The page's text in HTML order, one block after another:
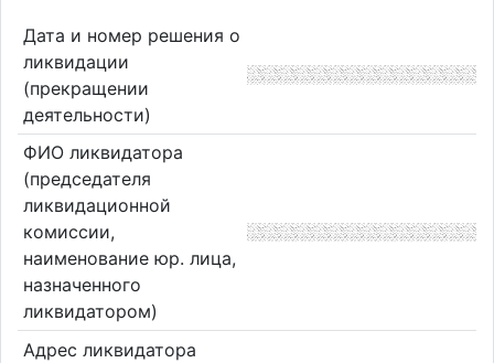
Дата и номер решения о
ликвидации
(прекращении
деятельности)
ФИО ликвидатора
(председателя
ликвидационной
комиссии,
наименование юр. лица,
назначенного
ликвидатором)
Адрес ликвидатора